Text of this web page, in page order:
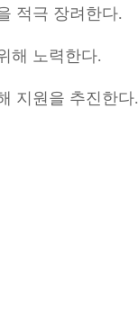
적극 장려한다.
해 노력한다.
지원을 추진한다.